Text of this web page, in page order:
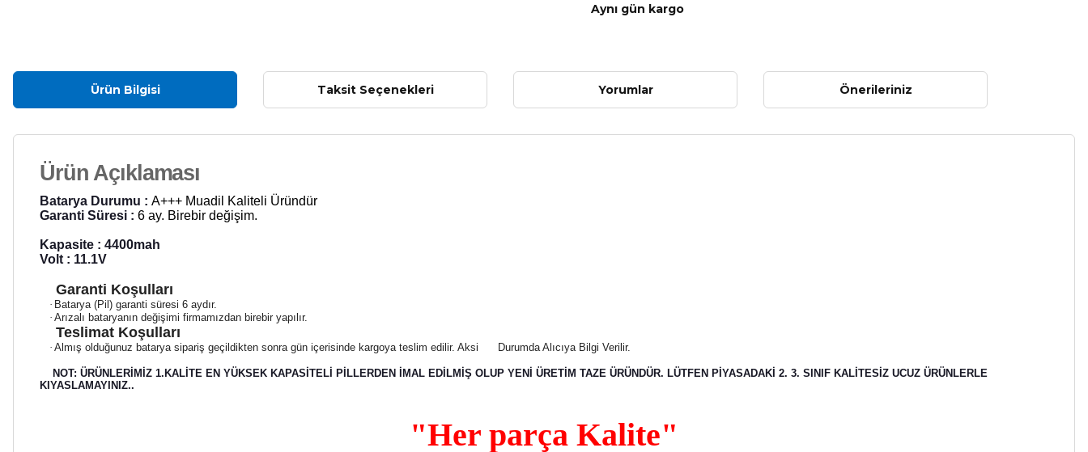
Aynı gün kargo
Ürün Bilgisi Taksit Seçenekleri Yorumlar Önerileriniz
Ürün Açıklaması
Batarya Durumu : A+++ Muadil Kaliteli Üründür
Garanti Süresi : 6 ay. Birebir değişim.
Kapasite : 4400mah
Volt : 11.1V
Garanti Koşulları
· Batarya (Pil) garanti süresi 6 aydır.
· Arızalı bataryanın değişimi firmamızdan birebir yapılır.
Teslimat Koşulları
· Almış olduğunuz batarya sipariş geçildikten sonra gün içerisinde kargoya teslim edilir. Aksi Durumda Alıcıya Bilgi Verilir.
NOT: ÜRÜNLERİMİZ 1.KALİTE EN YÜKSEK KAPASİTELİ PİLLERDEN İMAL EDİLMİŞ OLUP YENİ ÜRETİM TAZE ÜRÜNDÜR. LÜTFEN PİYASADAKİ 2. 3. SINIF KALİTESİZ UCUZ ÜRÜNLERLE
KIYASLAMAYINIZ..
"Her parça Kalite"